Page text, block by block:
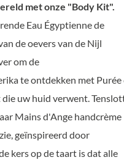
met onze "Body Kit".
Eau Égyptienne de
de oevers van de Nijl
om de
te ontdekken met Purée
uw huid verwent.
Mains d'Ange handcrème
geïnspireerd door
kers op de taart is dat alle